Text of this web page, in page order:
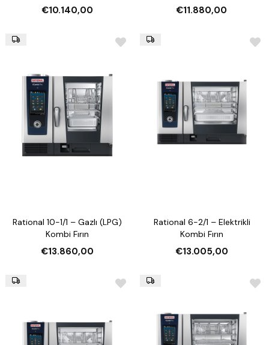
€10.140,00 €11.880,00
Rational 10-1/1 – Gazlı (LPG)
Kombi Fırın
€13.860,00
Rational 6-2/1 – Elektrikli
Kombi Fırın
€13.005,00